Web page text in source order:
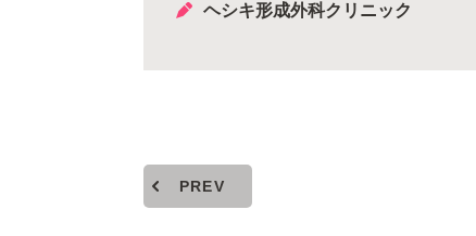
ヘシキ形成外科クリニック
PREV